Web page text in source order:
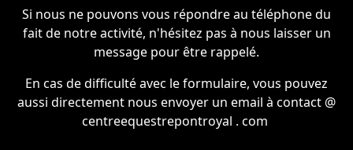
Si nous ne pouvons vous répondre au téléphone du
fait de notre activité, n'hésitez pas à nous laisser un
message pour être rappelé.
En cas de difficulté avec le formulaire, vous pouvez
aussi directement nous envoyer un email à contact @
centreequestrepontroyal . com